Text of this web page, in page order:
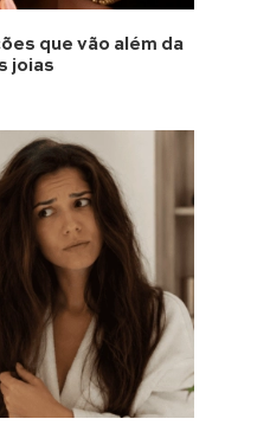
que vão além da
joias